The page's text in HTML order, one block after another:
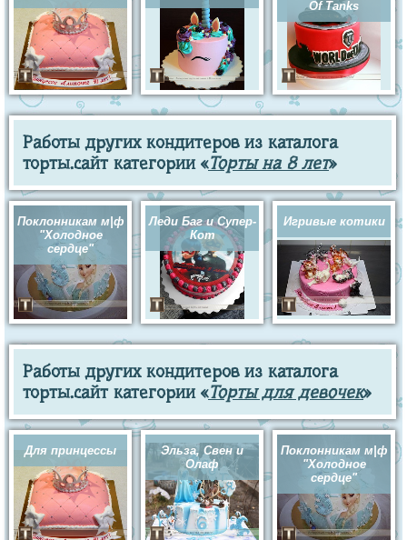
Of Tanks
Работы других кондитеров из каталога
торты.сайт категории «Торты на 8 лет»
Поклонникам м|ф
"Холодное
сердце"
Леди Баг и Супер-
Кот
Игривые котики
Работы других кондитеров из каталога
торты.сайт категории «Торты для девочек»
Для принцессы
Эльза, Свен и
Олаф
Поклонникам м|ф
"Холодное
сердце"